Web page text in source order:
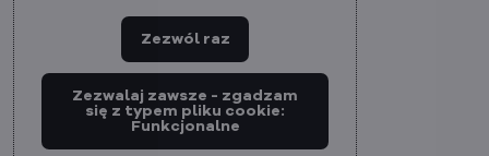
Zezwól raz
Zezwalaj zawsze - zgadzam
się z typem pliku cookie:
Funkcjonalne